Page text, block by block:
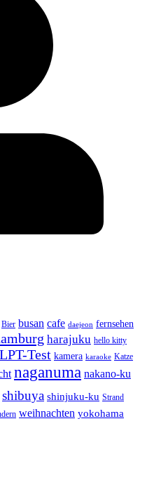
Bier busan cafe daejeon fernsehen
harajuku hello kitty
Test kamera karaoke Katze
naganuma nakano-ku
shibuya shinjuku-ku Strand
weihnachten yokohama